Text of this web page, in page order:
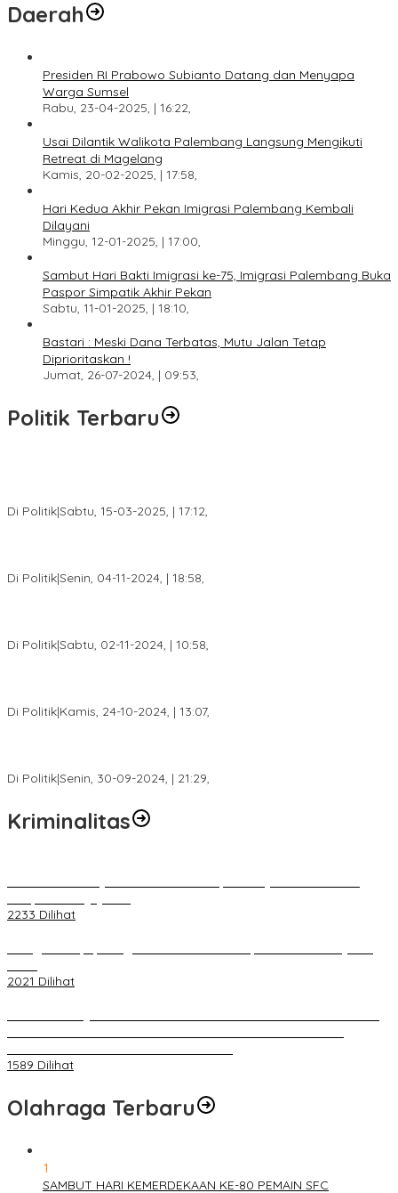
Daerah
Presiden RI Prabowo Subianto Datang dan Menyapa
Warga Sumsel
Rabu, 23-04-2025, | 16:22,
Usai Dilantik Walikota Palembang Langsung Mengikuti
Retreat di Magelang
Kamis, 20-02-2025, | 17:58,
Hari Kedua Akhir Pekan Imigrasi Palembang Kembali
Dilayani
Minggu, 12-01-2025, | 17:00,
Sambut Hari Bakti Imigrasi ke-75, Imigrasi Palembang Buka
Paspor Simpatik Akhir Pekan
Sabtu, 11-01-2025, | 18:10,
Bastari : Meski Dana Terbatas, Mutu Jalan Tetap
Diprioritaskan !
Jumat, 26-07-2024, | 09:53,
Politik Terbaru
Di Politik|Sabtu, 15-03-2025, | 17:12,
Di Politik|Senin, 04-11-2024, | 18:58,
Di Politik|Sabtu, 02-11-2024, | 10:58,
Di Politik|Kamis, 24-10-2024, | 13:07,
Di Politik|Senin, 30-09-2024, | 21:29,
Kriminalitas
2233 Dilihat
2021 Dilihat
1589 Dilihat
Olahraga Terbaru
1
SAMBUT HARI KEMERDEKAAN KE-80 PEMAIN SFC